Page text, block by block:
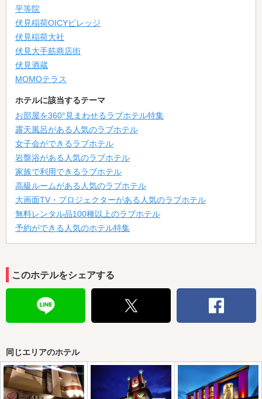
平等院
伏見稲荷OICYビレッジ
伏見稲荷大社
伏見大手筋商店街
伏見酒蔵
MOMOテラス
ホテルに該当するテーマ
お部屋を360°見まわせるラブホテル特集
露天風呂がある人気のラブホテル
女子会ができるラブホテル
岩盤浴がある人気のラブホテル
家族で利用できるラブホテル
高級ルームがある人気のラブホテル
大画面TV・プロジェクターがある人気のラブホテル
無料レンタル品100種以上のラブホテル
予約ができる人気のホテル特集
このホテルをシェアする
同じエリアのホテル